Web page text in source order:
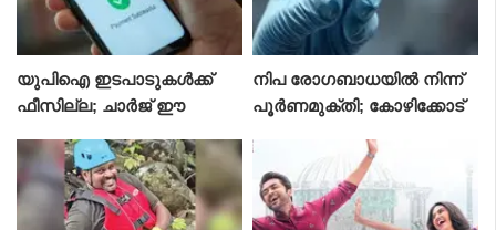
യുപിഐ ഇടപാടുകൾക്ക്
ഫീസില്ല; ചാർജ് ഈ
കൗൺസിൽ ഓഫ് ഇന്ത്യ
നിപ രോഗബാധയിൽ നിന്ന്
പൂർണമുക്തി; കോഴിക്കോട്
ചികിത്സയിലായിരുന്ന ഫ
റോക്ക് സ്വദേശി വീട്ടിലേക്ക് മ
ടങ്ങി